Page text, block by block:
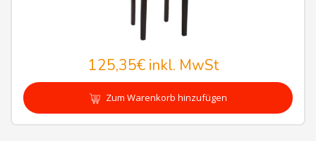
125,35€inkl. MwSt
Zum Warenkorb hinzufügen